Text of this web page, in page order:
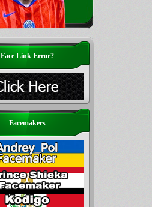
Face Link Error?
Facemakers